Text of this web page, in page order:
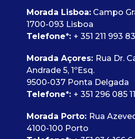
Morada Lisboa:Campo
1700-093 Lisboa
Telefone*: + 351 211
Morada Açores: Rua Dr.
Andrade 5, 1ºEsq.
9500-037 Ponta Delgada
Telefone*: + 351 296 085
Morada Porto: Rua
4100-100 Porto